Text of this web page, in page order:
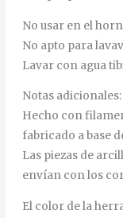
No usar en el
No apto para
Lavar con agua
Notas adicionales:
Hecho con
fabricado a base
Las piezas de
envían con los
El color de la